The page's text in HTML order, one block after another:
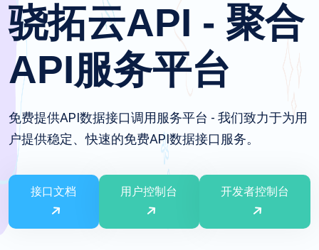
骁拓云API - 聚合
API服务平台
免费提供API数据接口调用服务平台 - 我们致力于为用
户提供稳定、快速的免费API数据接口服务。
接口文档 用户控制台 开发者控制台